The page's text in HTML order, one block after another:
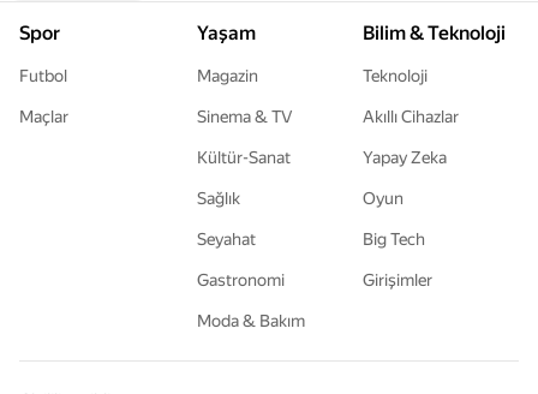
Spor
Futbol
Maçlar
Yaşam
Magazin
Sinema & TV
Kültür-Sanat
Sağlık
Seyahat
Gastronomi
Moda & Bakım
Bilim & Teknoloji
Teknoloji
Akıllı Cihazlar
Yapay Zeka
Oyun
Big Tech
Girişimler